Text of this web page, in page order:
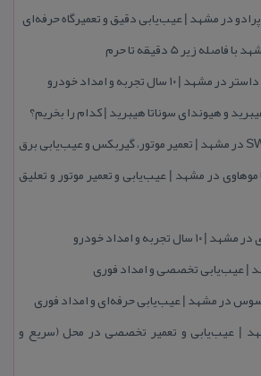
در مشهد | عیب‌یابی دقیق و تعمیرگاه حرفه‌ای
زیر 5 دقیقه تا حرم
سال تجربه و امداد خودرو
و هیوندای سوناتا هیبرید | كدام را بخریم؟
در مشهد | عیب‌یابی و تعمیر موتور و تعلیق
و امداد خودرو
| عیب‌یابی تخصصی و امداد فوری
در مشهد | عیب‌یابی حرفه‌ای و امداد فوری
| عیب‌یابی و تعمیر تخصصی در محل (سریع و